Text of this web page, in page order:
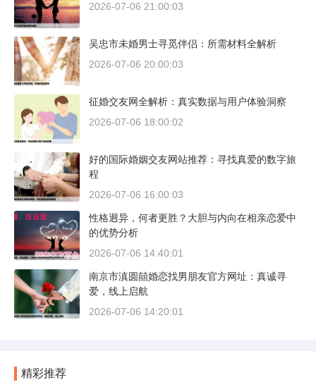
2026-07-06 21:00:03
吴忠市未婚男士寻觅伴侣：所需材料全解析
2026-07-06 20:00:03
征婚交友网全解析：真实数据与用户体验洞察
2026-07-06 18:00:02
好的国际婚姻交友网站推荐：寻找真爱的数字旅
程
2026-07-06 16:00:03
性格迥异，何者更胜？大胆与内向在相亲恋爱中
的优势分析
2026-07-06 14:40:01
南京市滇圆囍婚恋找男朋友官方网址：真诚寻
爱，线上启航
2026-07-06 14:20:01
精彩推荐